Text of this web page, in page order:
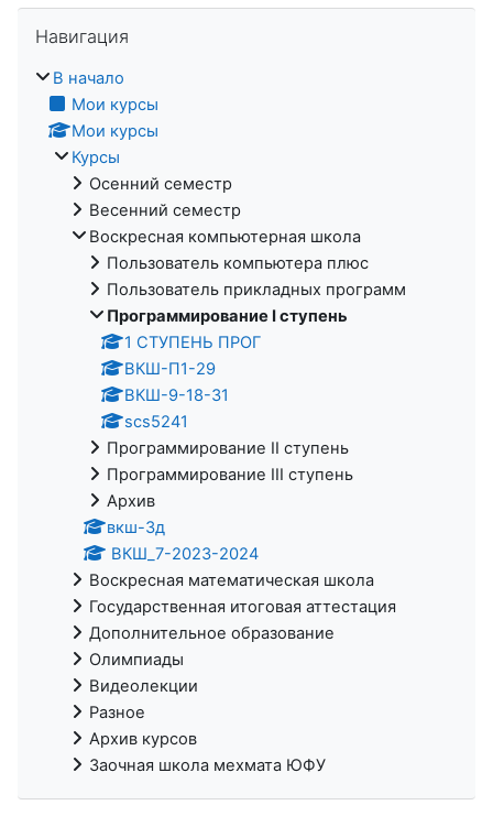
Навигация
В начало
Мои курсы
Мои курсы
Курсы
Осенний семестр
Весенний семестр
Воскресная компьютерная школа
Пользователь компьютера плюс
Пользователь прикладных программ
Программирование I ступень
1 СТУПЕНЬ ПРОГ
ВКШ-П1-29
ВКШ-9-18-31
scs5241
Программирование II ступень
Программирование III ступень
Архив
вкш-3д
ВКШ_7-2023-2024
Воскресная математическая школа
Государственная итоговая аттестация
Дополнительное образование
Олимпиады
Видеолекции
Разное
Архив курсов
Заочная школа мехмата ЮФУ